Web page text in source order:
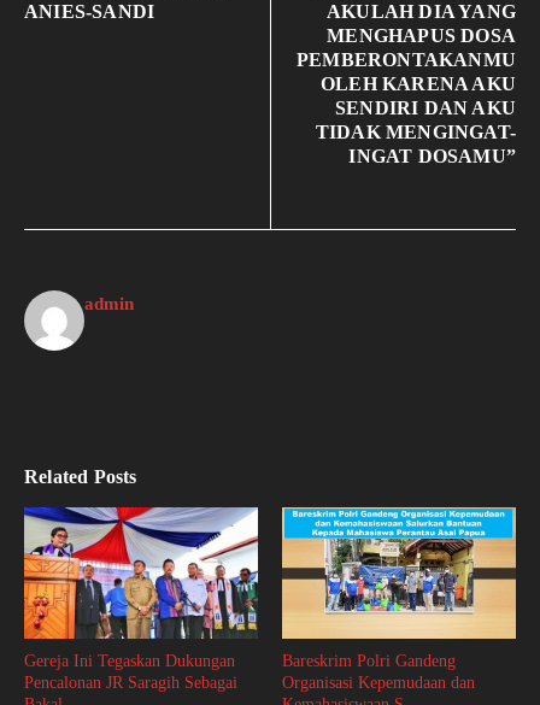
ANIES-SANDI
AKULAH DIA YANG
MENGHAPUS DOSA
PEMBERONTAKANMU
OLEH KARENA AKU
SENDIRI DAN AKU
TIDAK MENGINGAT-
INGAT DOSAMU”
admin
Related Posts
Gereja Ini Tegaskan Dukungan
Pencalonan JR Saragih Sebagai
Bareskrim Polri Gandeng
Organisasi Kepemudaan dan